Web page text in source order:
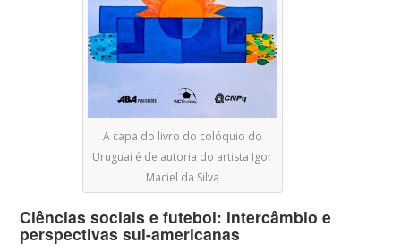
A capa do livro do colóquio do
Uruguai é de autoria do artista Igor
Maciel da Silva
Ciências sociais e futebol: intercâmbio e
perspectivas sul-americanas